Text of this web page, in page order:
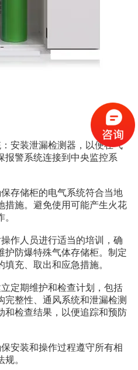
装泄漏检测器，以便在气
报警系统连接到中央监控系
储柜的电气系统符合当地
措施。避免使用可能产生火花
人员进行适当的培训，确
护防爆特殊气体存储柜。制定
充、取出和应急措施。
期维护和检查计划，包括
完整性、通风系统和泄漏检测
和检查结果，以便追踪和预防
装和操作过程遵守所有相
。